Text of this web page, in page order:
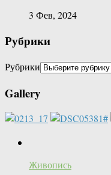
3 Фев, 2024
Рубрики
Рубрики
Gallery
Живопись